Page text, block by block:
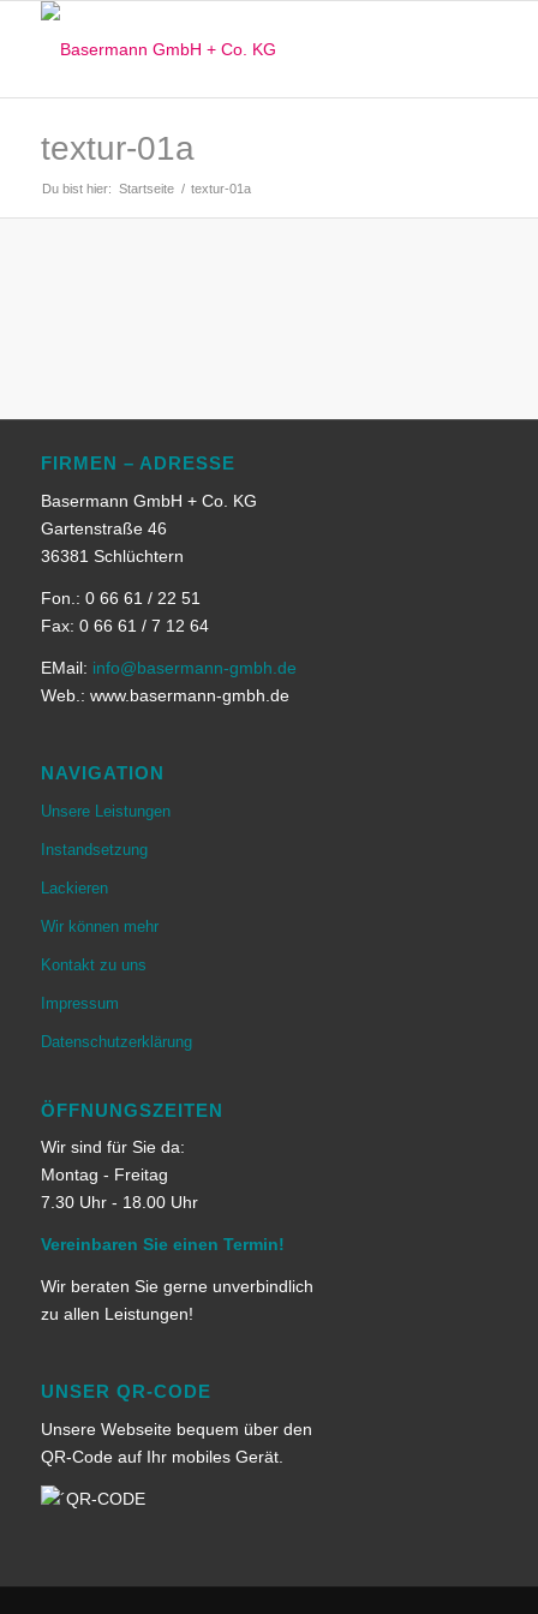
textur-01a
Du bist hier: Startseite / textur-01a
FIRMEN – ADRESSE
Basermann GmbH + Co. KG
Gartenstraße 46
36381 Schlüchtern
Fon.: 0 66 61 / 22 51
Fax: 0 66 61 / 7 12 64
EMail: info@basermann-gmbh.de
Web.: www.basermann-gmbh.de
NAVIGATION
Unsere Leistungen
Instandsetzung
Lackieren
Wir können mehr
Kontakt zu uns
Impressum
Datenschutzerklärung
ÖFFNUNGSZEITEN
Wir sind für Sie da:
Montag - Freitag
7.30 Uhr - 18.00 Uhr
Vereinbaren Sie einen Termin!
Wir beraten Sie gerne unverbindlich
zu allen Leistungen!
UNSER QR-CODE
Unsere Webseite bequem über den
QR-Code auf Ihr mobiles Gerät.